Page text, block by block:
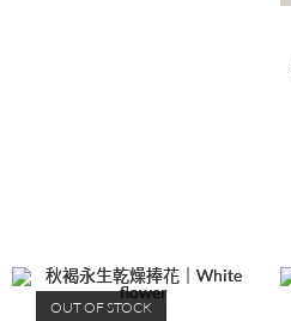
OUT OF STOCK